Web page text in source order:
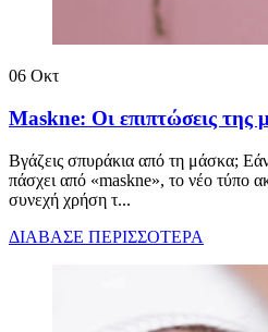
06 Οκτ
Maskne: Οι επιπτώσεις της
Βγάζεις σπυράκια από τη μάσκα;
πάσχει από «maskne», το νέο τύπο
συνεχή χρήση τ...
ΔΙΑΒΑΣΕ ΠΕΡΙΣΣΟΤΕΡΑ